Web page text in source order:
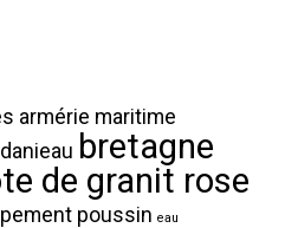
armérie maritime
bretagne
de granit rose
poussin eau